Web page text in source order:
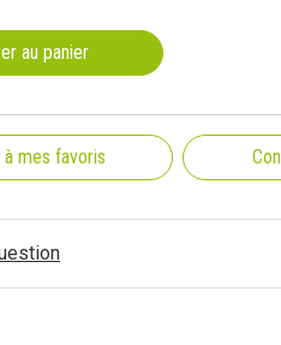
au panier
mes favoris